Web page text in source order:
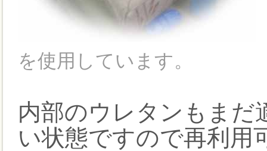
を使用しています。
内部のウレタンもまだ
い状態ですので再利用